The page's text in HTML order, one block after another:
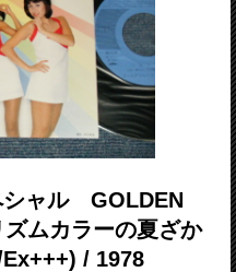
シャル GOLDEN
ムカラーの夏ざか
/ 1978